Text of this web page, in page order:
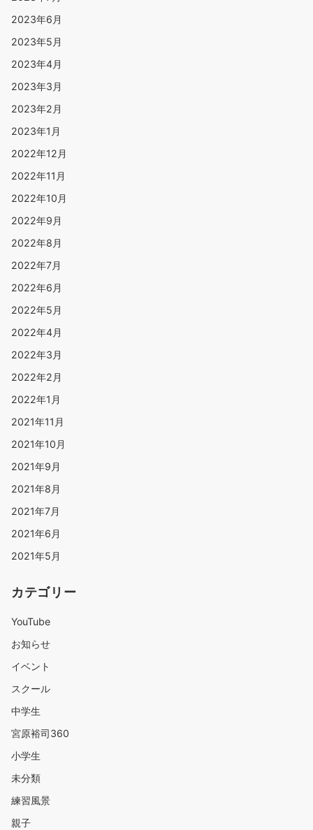
2023年6月
2023年5月
2023年4月
2023年3月
2023年2月
2023年1月
2022年12月
2022年11月
2022年10月
2022年9月
2022年8月
2022年7月
2022年6月
2022年5月
2022年4月
2022年3月
2022年2月
2022年1月
2021年11月
2021年10月
2021年9月
2021年8月
2021年7月
2021年6月
2021年5月
カテゴリー
YouTube
お知らせ
イベント
スクール
中学生
宮原裕司360
小学生
未分類
練習風景
親子